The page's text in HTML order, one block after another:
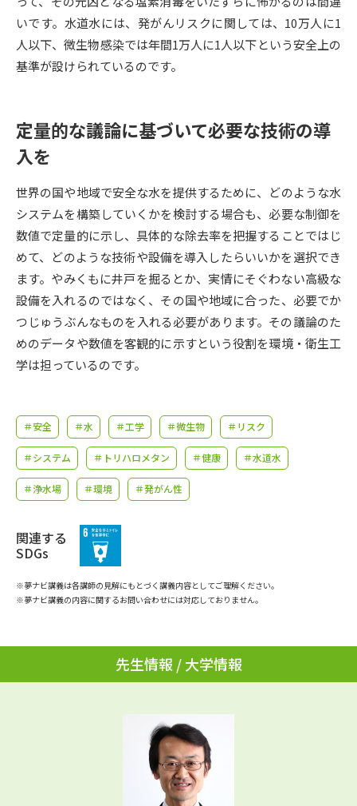
来場型・Web型イベント特集 夢ナビライブ
志望校・出願校を調べる
併願校選び 受験スケジュールを立てよう
先輩が入学を決めた理由 テレメール全国一斉進学調査
新生活お役立ちガイド
学問発見 学問検索
大学で学びたい学問発見
学問のミニ講義「夢ナビ講義」 学問分野解説
学問の教科書
Ｑ＆Ａ よくあるご質問 大学進学IDについて
個人情報取扱規定
訂正のご案内
いです。水道水には、発がんリスクに関しては、10万人に1
人以下、微生物感染では年間1万人に1人以下という安全上の
基準が設けられているのです。
定量的な議論に基づいて必要な技術の導
入を
世界の国や地域で安全な水を提供するために、どのような水
システムを構築していくかを検討する場合も、必要な制御を
数値で定量的に示し、具体的な除去率を把握することではじ
めて、どのような技術や設備を導入したらいいかを選択でき
ます。やみくもに井戸を掘るとか、実情にそぐわない高級な
設備を入れるのではなく、その国や地域に合った、必要でか
つじゅうぶんなものを入れる必要があります。その議論のた
めのデータや数値を客観的に示すという役割を環境・衛生工
学は担っているのです。
＃安全 ＃水 ＃工学 ＃微生物 ＃リスク
＃システム ＃トリハロメタン ＃健康 ＃水道水
＃浄水場 ＃環境 ＃発がん性
関連する
SDGs
※夢ナビ講義は各講師の見解にもとづく講義内容としてご理解ください。
※夢ナビ講義の内容に関するお問い合わせには対応しておりません。
先生情報 / 大学情報